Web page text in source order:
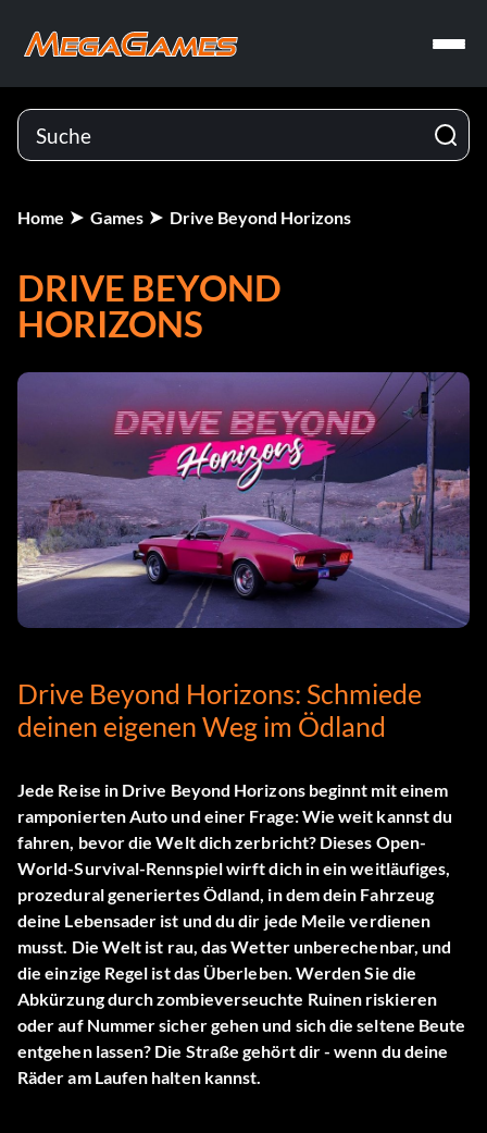
Home Games Drive Beyond Horizons
DRIVE BEYOND
HORIZONS
Drive Beyond Horizons: Schmiede
deinen eigenen Weg im Ödland
Jede Reise in Drive Beyond Horizonsbeginnt mit einem
ramponierten Auto und einer Frage: Wie weit kannst du
fahren, bevor die Welt dich zerbricht? Dieses Open-
World-Survival-Rennspiel wirft dich in ein weitläufiges,
prozedural generiertes Ödland, in dem dein Fahrzeug
deine Lebensader ist und du dir jede Meile verdienen
musst. Die Welt ist rau, das Wetter unberechenbar, und
die einzige Regel ist das Überleben. Werden Sie die
Abkürzung durch zombieverseuchte Ruinen riskieren
oder auf Nummer sicher gehen und sich die seltene Beute
entgehen lassen? Die Straße gehört dir - wenn du deine
Räder am Laufen halten kannst.